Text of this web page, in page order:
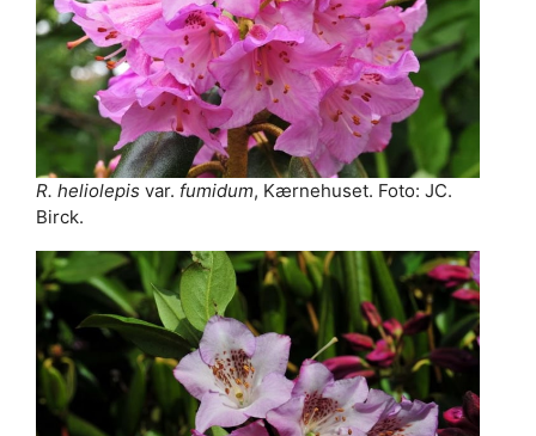
R. heliolepis var. fumidum, Kærnehuset. Foto: JC.
Birck.